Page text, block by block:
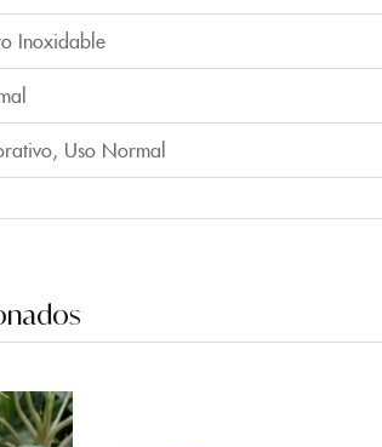
Inoxidable
, Uso Normal